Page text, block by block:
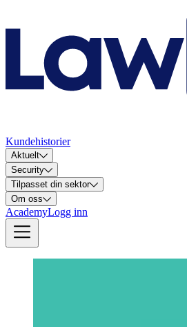
Kundehistorier
Aktuelt
Security
Tilpasset din sektor
Om oss
AcademyLogg inn